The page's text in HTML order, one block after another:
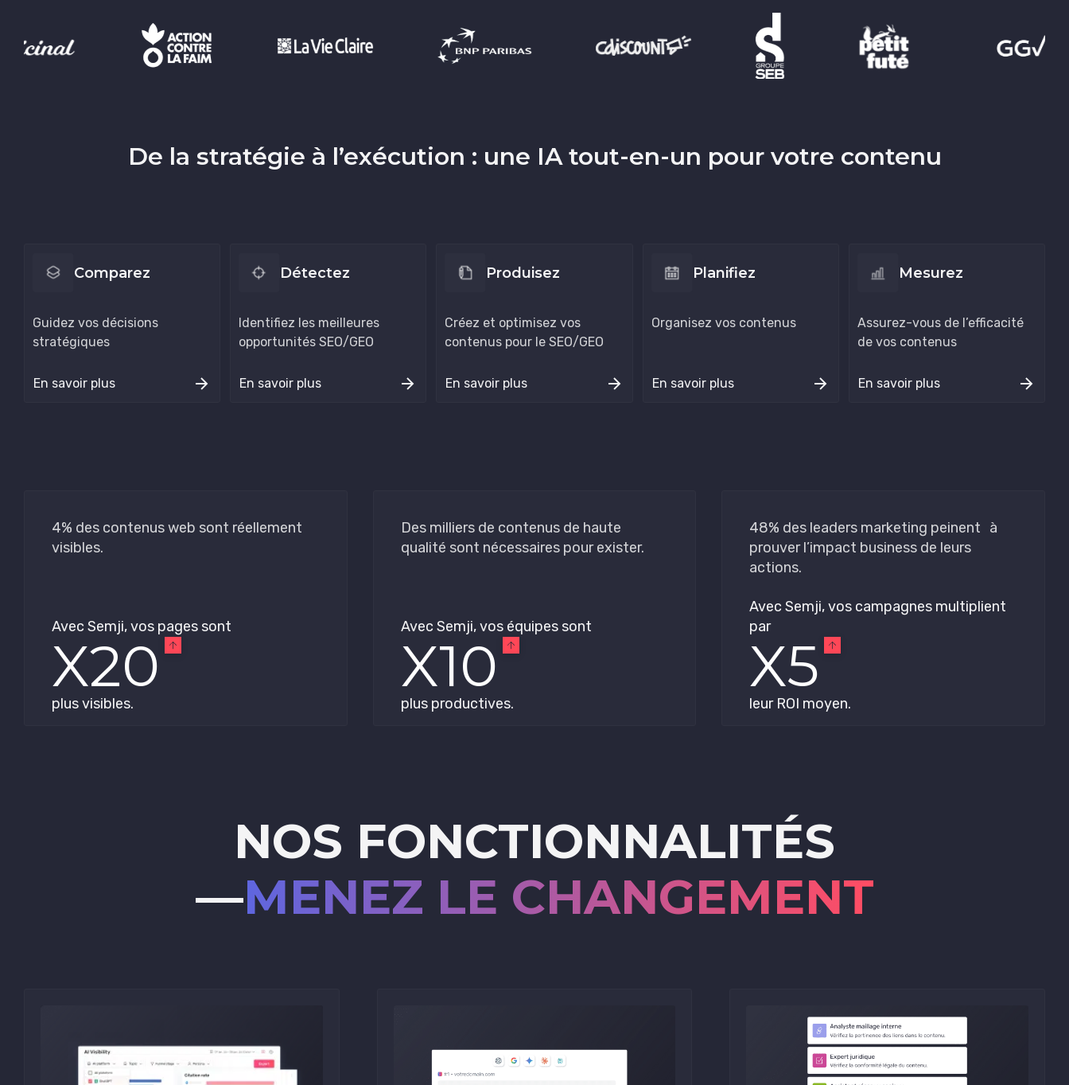
De la stratégie à l’exécution : une IA tout-en-un pour votre contenu
Comparez
Guidez vos décisions
stratégiques
En savoir plus
Détectez
Identifiez les meilleures
opportunités SEO/GEO
En savoir plus
Produisez
Créez et optimisez vos
contenus pour le SEO/GEO
En savoir plus
Planifiez
Organisez vos contenus
En savoir plus
Mesurez
Assurez-vous de l’efficacité
de vos contenus
En savoir plus
4% des contenus web sont réellement
visibles.
Avec Semji, vos pages sont
X20
plus visibles.
Des milliers de contenus de haute
qualité sont nécessaires pour exister.
Avec Semji, vos équipes sont
X10
plus productives.
48% des leaders marketing peinent à
prouver l’impact business de leurs
actions.
Avec Semji, vos campagnes multiplient
par
X5
leur ROI moyen.
NOS FONCTIONNALITÉS
—MENEZ LE CHANGEMENT